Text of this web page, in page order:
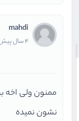
mahdi
4 سال پیش
ممنون ولی اخه
نشون نمیده